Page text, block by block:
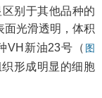
别于其他品种的
面光滑透明，体积
VH新油23号（ 图
形成明显的细胞